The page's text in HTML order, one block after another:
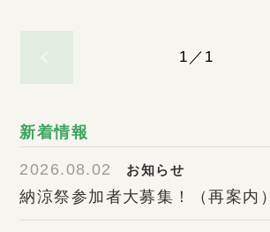
1／1
新着情報
2026.08.02 お知らせ
納涼祭参加者大募集！（再案内）